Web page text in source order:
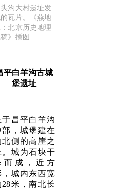
沟大村遗址发
瓦片。《燕地
北京历史地理
》插图
平白羊沟古城
堡遗址
于昌平白羊沟
部，城堡建在
北侧的高崖之
。城为石块干
而成，近方
，城内东西宽
28米，南北长